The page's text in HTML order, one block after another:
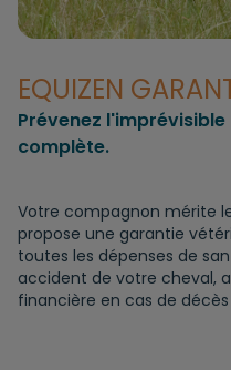
EQUIZEN
Prévenez
complète.
Votre compagnon mérite
propose une garantie
toutes les dépenses de
accident de votre cheval,
financière en cas de décès